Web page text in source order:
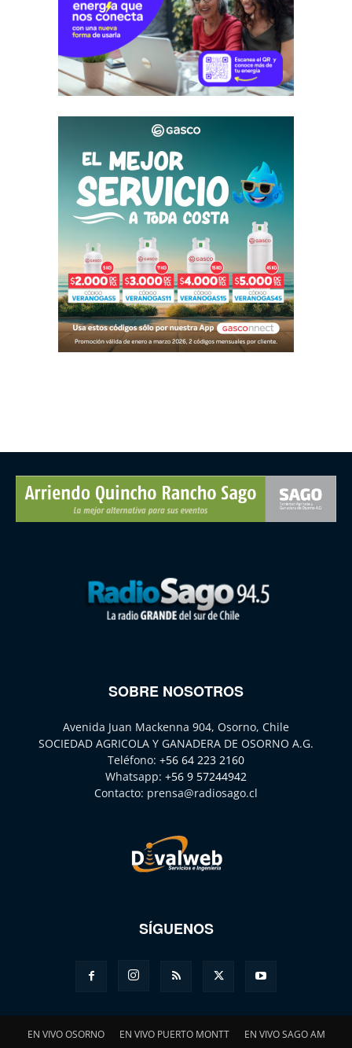
SOBRE NOSOTROS
Avenida Juan Mackenna 904, Osorno, Chile
SOCIEDAD AGRICOLA Y GANADERA DE OSORNO A.G.
Teléfono: +56 64 223 2160
Whatsapp: +56 9 57244942
Contacto: prensa@radiosago.cl
SÍGUENOS
EN VIVO OSORNO EN VIVO PUERTO MONTT EN VIVO SAGO AM